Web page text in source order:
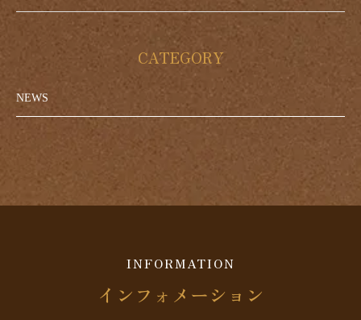
CATEGORY
NEWS
INFORMATION
インフォメーション